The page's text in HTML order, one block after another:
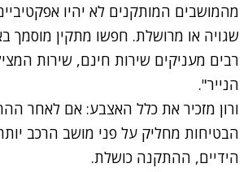
מהמושבים המותקנים לא יהיו
שגויה או מרושלת. חפשו מתקין מוסמך
רבים מעניקים שירות חינם, שירות
הנייר".
ורון מזכיר את כלל האצבע: אם לאחר
הידיים, ההתקנה כושלת.